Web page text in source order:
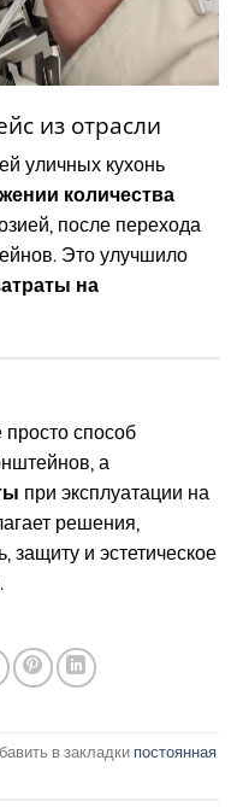
из отрасли
уличных кухонь
количества
после перехода
Это улучшило
на
способ
а
при эксплуатации на
решения,
защиту и эстетическое
в закладки постоянная